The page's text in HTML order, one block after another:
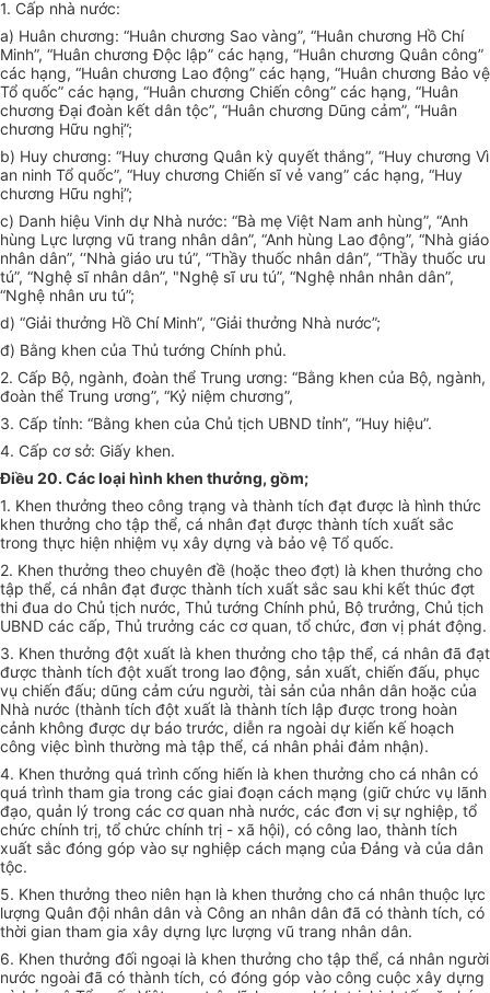
1. Cấp nhà nước:
a) Huân chương: “Huân chương Sao vàng”, “Huân chương Hồ Chí
Minh”, “Huân chương Độc lập” các hạng, “Huân chương Quân công”
các hạng, “Huân chương Lao động” các hạng, “Huân chương Bảo vệ
Tổ quốc” các hạng, “Huân chương Chiến công” các hạng, “Huân
chương Đại đoàn kết dân tộc”, “Huân chương Dũng cảm”, “Huân
chương Hữu nghị”;
b) Huy chương: “Huy chương Quân kỳ quyết thắng”, “Huy chương Vì
an ninh Tổ quốc”, “Huy chương Chiến sĩ vẻ vang” các hạng, “Huy
chương Hữu nghị”;
c) Danh hiệu Vinh dự Nhà nước: “Bà mẹ Việt Nam anh hùng”, “Anh
hùng Lực lượng vũ trang nhân dân”, “Anh hùng Lao động”, “Nhà giáo
nhân dân”, ‘‘Nhà giáo ưu tú”, “Thầy thuốc nhân dân”, “Thầy thuốc ưu
tú”, “Nghệ sĩ nhân dân”, "Nghệ sĩ ưu tú”, “Nghệ nhân nhân dân”,
“Nghệ nhân ưu tú”;
d) “Giải thưởng Hồ Chí Minh”, “Giải thưởng Nhà nước”;
đ) Bằng khen của Thủ tướng Chính phủ.
2. Cấp Bộ, ngành, đoàn thể Trung ương: “Bằng khen của Bộ, ngành,
đoàn thể Trung ương”, “Kỷ niệm chương”,
3. Cấp tỉnh: “Bằng khen của Chủ tịch UBND tỉnh”, “Huy hiệu”.
4. Cấp cơ sở: Giấy khen.
Điều 20. Các loại hình khen thưởng, gồm;
1. Khen thưởng theo công trạng và thành tích đạt được là hình thức
khen thưởng cho tập thể, cá nhân đạt được thành tích xuất sắc
trong thực hiện nhiệm vụ xây dựng và bảo vệ Tổ quốc.
2. Khen thưởng theo chuyên đề (hoặc theo đợt) là khen thưởng cho
tập thể, cá nhân đạt được thành tích xuất sắc sau khi kết thúc đợt
thi đua do Chủ tịch nước, Thủ tướng Chính phủ, Bộ trưởng, Chủ tịch
UBND các cấp, Thủ trưởng các cơ quan, tổ chức, đơn vị phát động.
3. Khen thưởng đột xuất là khen thưởng cho tập thể, cá nhân đã đạt
được thành tích đột xuất trong lao động, sản xuất, chiến đấu, phục
vụ chiến đấu; dũng cảm cứu người, tài sản của nhân dân hoặc của
Nhà nước (thành tích đột xuất là thành tích lập được trong hoàn
cảnh không được dự báo trước, diễn ra ngoài dự kiến kế hoạch
công việc bình thường mà tập thể, cá nhân phải đảm nhận).
4. Khen thưởng quá trình cống hiến là khen thưởng cho cá nhân có
quá trình tham gia trong các giai đoạn cách mạng (giữ chức vụ lãnh
đạo, quản lý trong các cơ quan nhà nước, các đơn vị sự nghiệp, tổ
chức chính trị, tổ chức chính trị - xã hội), có công lao, thành tích
xuất sắc đóng góp vào sự nghiệp cách mạng của Đảng và của dân
tộc.
5. Khen thưởng theo niên hạn là khen thưởng cho cá nhân thuộc lực
lượng Quân đội nhân dân và Công an nhân dân đã có thành tích, có
thời gian tham gia xây dựng lực lượng vũ trang nhân dân.
6. Khen thưởng đối ngoại là khen thưởng cho tập thể, cá nhân người
nước ngoài đã có thành tích, có đóng góp vào công cuộc xây dựng